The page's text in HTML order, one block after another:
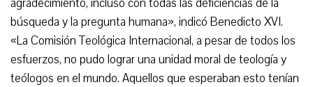
búsqueda y la pregunta humana», indicó Benedicto XVI.
«La Comisión Teológica Internacional, a pesar de todos los
esfuerzos, no pudo lograr una unidad moral de teología y
teólogos en el mundo. Aquellos que esperaban esto tenían